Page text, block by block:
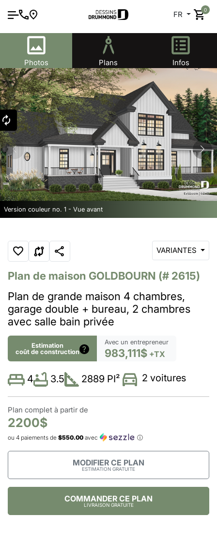
FR
0
Version couleur no. 1 - Vue avant
Photos Plans Infos
VARIANTES
Plan de maison GOLDBOURN (# 2615)
Plan de grande maison 4 chambres,
garage double + bureau, 2 chambres
avec salle bain privée
Estimation
coût de construction
Avec un entrepreneur
983,111$ +TX
4 3.5 2889 PI² 2 voitures
Plan complet à partir de
2200$
ou 4 paiements de $550.00 avec ⓘ
MODIFIER CE PLAN
ESTIMATION GRATUITE
COMMANDER CE PLAN
LIVRAISON GRATUITE